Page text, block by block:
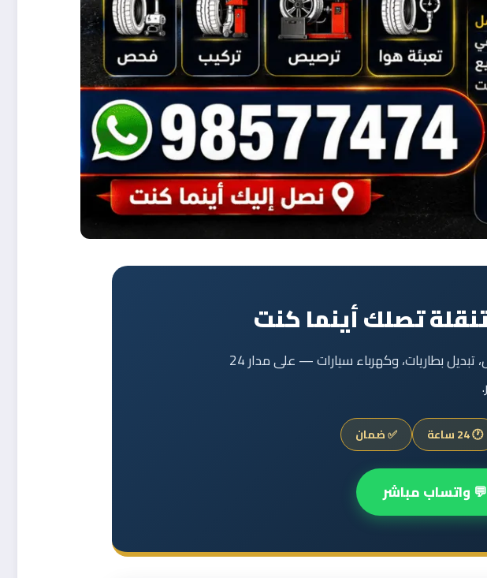
تصلك أينما كنت
خدمة بنشر متنقل تصلك أينما كنت: تبديل تواير، تصليح بنشر، ترصيص، تبديل بطاريات، وكهرباء سيارات — على مدار 24
🕐 24 ساعة ✅ ضمان
💬 واتساب مباشر